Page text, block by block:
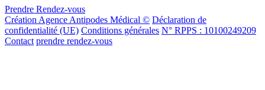
Prendre Rendez-vous
Création Agence Antipodes Médical © Déclaration de
confidentialité (UE) Conditions générales N° RPPS : 10100249209
Contact prendre rendez-vous